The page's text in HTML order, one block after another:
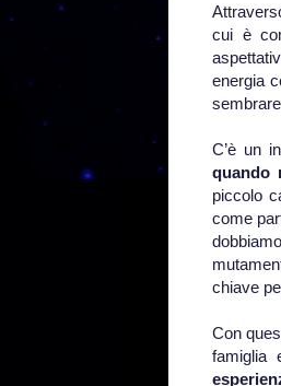
cui è
energia
C’è un
quando
piccolo
come
chiave
Con
famiglia